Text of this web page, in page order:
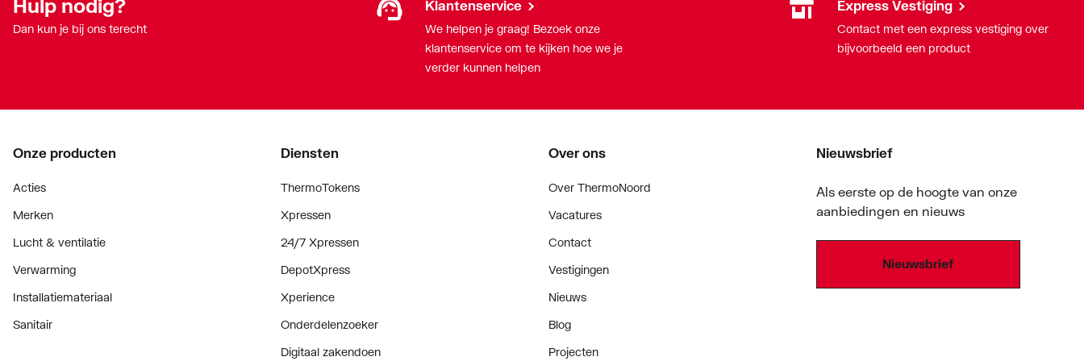
Hulp nodig?
Dan kun je bij ons terecht
Klantenservice
We helpen je graag! Bezoek onze
klantenservice om te kijken hoe we je
verder kunnen helpen
Express Vestiging
Contact met een express vestiging over
bijvoorbeeld een product
Onze producten
Acties
Merken
Lucht & ventilatie
Verwarming
Installatiemateriaal
Sanitair
Diensten
ThermoTokens
Xpressen
24/7 Xpressen
DepotXpress
Xperience
Onderdelenzoeker
Digitaal zakendoen
Over ons
Over ThermoNoord
Vacatures
Contact
Vestigingen
Nieuws
Blog
Projecten
Nieuwsbrief
Als eerste op de hoogte van onze
aanbiedingen en nieuws
Nieuwsbrief